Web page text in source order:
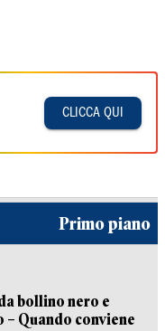
CLICCA QUI
Primo piano
bollino nero e
– Quando conviene